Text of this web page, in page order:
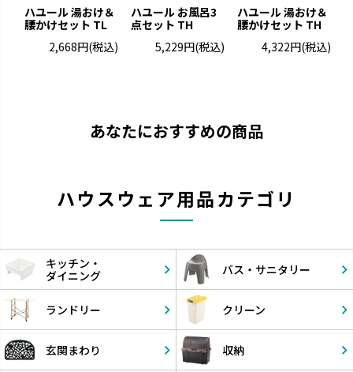
ハユール 湯おけ＆
腰かけセット TL
2,668円(税込)
ハユール お風呂3
点セット TH
5,229円(税込)
ハユール 湯おけ＆
腰かけセット TH
4,322円(税込)
あなたにおすすめの商品
ハウスウェア用品カテゴリ
キッチン・
ダイニング
バス・ サニタリー
ランドリー クリーン
玄関まわり 収納